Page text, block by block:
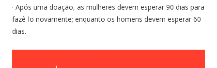
· Após uma doação, as mulheres devem esperar 90 dias para
fazê-lo novamente; enquanto os homens devem esperar 60
dias.